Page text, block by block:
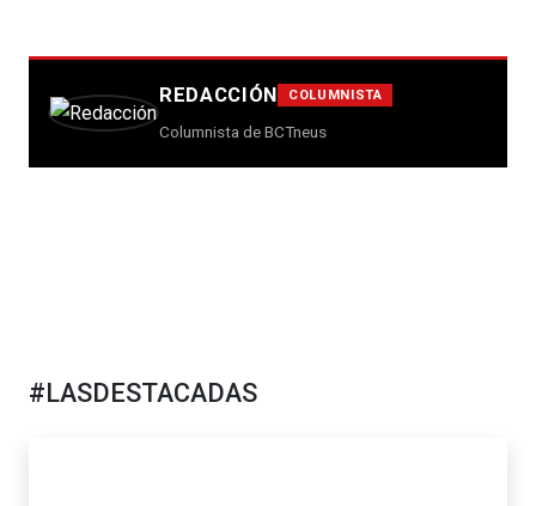
REDACCIÓN COLUMNISTA
Columnista de BCTneus
#LASDESTACADAS